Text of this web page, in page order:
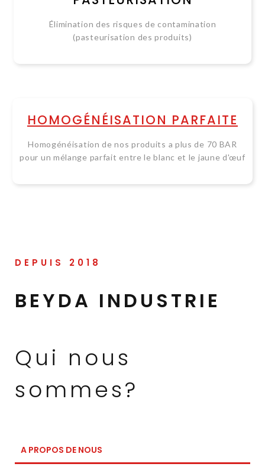
Élimination des risques de contamination
(pasteurisation des produits)
HOMOGÉNÉISATION PARFAITE
Homogénéisation de nos produits a plus de 70 BAR
pour un mélange parfait entre le blanc et le jaune d'œuf
DEPUIS 2018
BEYDA INDUSTRIE
Qui nous
sommes?
A PROPOS DE NOUS